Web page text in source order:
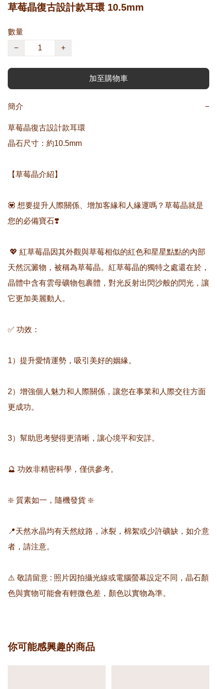
草莓晶復古設計款耳環 10.5mm
數量
−
+
加至購物車
簡介 −
草莓晶復古設計款耳環
晶石尺寸：約10.5mm
【草莓晶介紹】
💟 想要提升人際關係、增加客緣和人緣運嗎？草莓晶就是
您的必備寶石❣️
天然沉澱物，被稱為草莓晶。紅草莓晶的獨特之處還在於，
晶體中含有雲母礦物包裹體，對光反射出閃沙般的閃光，讓
它更加美麗動人。
✅ 功效：
1）提升愛情運勢，吸引美好的姻緣。
2）增強個人魅力和人際關係，讓您在事業和人際交往方面
更成功。
3）幫助思考變得更清晰，讓心境平和安詳。
🔮 功效非精密科學，僅供參考。
❇️ 質素如一，隨機發貨 ❇️
📍天然水晶均有天然紋路，冰裂，棉絮或少許礦缺，如介意
者，請注意。
⚠️ 敬請留意 : 照片因拍攝光線或電腦螢幕設定不同，晶石顏
色與實物可能會有輕微色差，顏色以實物為準。
你可能感興趣的商品